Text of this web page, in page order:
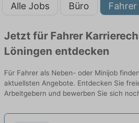
Alle Jobs Büro Fahrer
Jetzt für Fahrer
Löningen entdecken
Für Fahrer als Neben- oder Minijob
aktuellsten Angebote. Entdecken Sie
Arbeitgebern und bewerben Sie sich